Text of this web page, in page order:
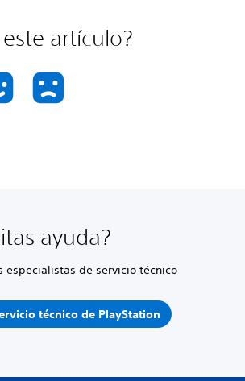
artículo?
ayuda?
especialistas de servicio técnico
técnico de PlayStation